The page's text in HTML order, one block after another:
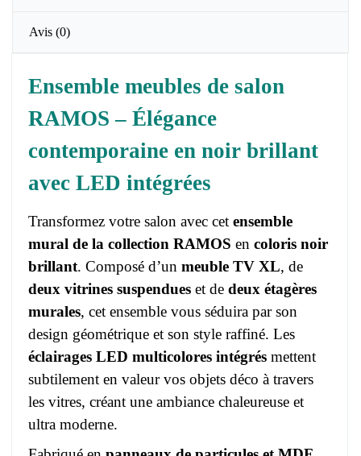
Avis (0)
Ensemble meubles de salon
RAMOS – Élégance
contemporaine en noir brillant
avec LED intégrées
Transformez votre salon avec cet ensemble
mural de la collection RAMOS en coloris noir
brillant. Composé d’un meuble TV XL, de
deux vitrines suspendues et de deux étagères
murales, cet ensemble vous séduira par son
design géométrique et son style raffiné. Les
éclairages LED multicolores intégrés mettent
subtilement en valeur vos objets déco à travers
les vitres, créant une ambiance chaleureuse et
ultra moderne.